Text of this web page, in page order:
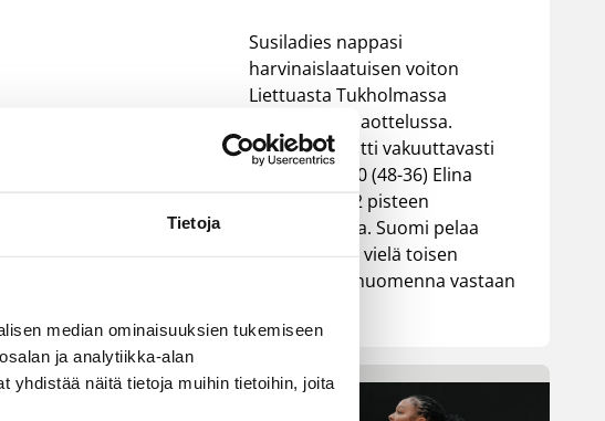
Tietoja
median ominaisuuksien tukemiseen
ja analytiikka-alan
yhdistää näitä tietoja muihin tietoihin, joita
Susiladies nappasi
harvinaislaatuisen voiton
Liettuasta Tukholmassa
pelatussa maaottelussa.
Susiladies voitti vakuuttavasti
Liettuan 81-70 (48-36) Elina
Aarnisalon 22 pisteen
johdattamana. Suomi pelaa
Tukholmassa vielä toisen
ottelun, kun huomenna vastaan